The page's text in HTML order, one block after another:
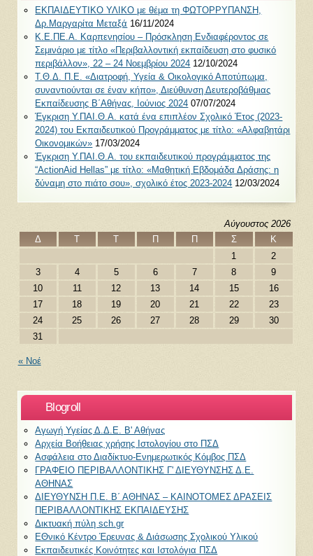
ΕΚΠΑΙΔΕΥΤΙΚΟ ΥΛΙΚΟ με θέμα τη ΦΩΤΟΡΡΥΠΑΝΣΗ,
Δρ.Μαργαρίτα Μεταξά 16/11/2024
Κ.Ε.ΠΕ.Α. Καρπενησίου – Πρόσκληση Ενδιαφέροντος σε
Σεμινάριο με τίτλο «Περιβαλλοντική εκπαίδευση στο φυσικό
περιβάλλον», 22 – 24 Νοεμβρίου 2024 12/10/2024
Τ.Θ.Δ. Π.Ε. «Διατροφή, Υγεία & Οικολογικό Αποτύπωμα,
συναντιούνται σε έναν κήπο», Διεύθυνση Δευτεροβάθμιας
Εκπαίδευσης Β΄Αθήνας, Ιούνιος 2024 07/07/2024
Έγκριση Υ.ΠΑΙ.Θ.Α. κατά ένα επιπλέον Σχολικό Έτος (2023-
2024) του Εκπαιδευτικού Προγράμματος με τίτλο: «Αλφαβητάρι
Οικονομικών» 17/03/2024
Έγκριση Υ.ΠΑΙ.Θ.Α. του εκπαιδευτικού προγράμματος της
“ActionAid Hellas” με τίτλο: «Μαθητική Εβδομάδα Δράσης: η
δύναμη στο πιάτο σου», σχολικό έτος 2023-2024 12/03/2024
Αύγουστος 2026
Δ
Τ Τ Π Π Σ
Κ
1
2
3
4 5 6 7 8
9
10
11 12 13 14 15
16
17
18 19 20 21 22
23
24
25 26 27 28 29
30
31
« Νοέ
Blogroll
Αγωγή Υγείας Δ.Δ.Ε. Β' Αθήνας
Αρχεία Βοήθειας χρήσης Ιστολογίου στο ΠΣΔ
Ασφάλεια στο Διαδίκτυο-Ενημερωτικός Κόμβος ΠΣΔ
ΓΡΑΦΕΙΟ ΠΕΡΙΒΑΛΛΟΝΤΙΚΗΣ Γ' ΔΙΕΥΘΥΝΣΗΣ Δ.Ε.
ΑΘΗΝΑΣ
ΔΙΕΥΘΥΝΣΗ Π.Ε. Β΄ ΑΘΗΝΑΣ – KAINOTOMEΣ ΔΡΑΣΕΙΣ
ΠΕΡΙΒΑΛΛΟΝΤΙΚΗΣ ΕΚΠΑΙΔΕΥΣΗΣ
Δικτυακή πύλη sch.gr
ΕΘνικό Κέντρο Έρευνας & Διάσωσης Σχολικού Υλικού
Εκπαιδευτικές Κοινότητες και Ιστολόγια ΠΣΔ